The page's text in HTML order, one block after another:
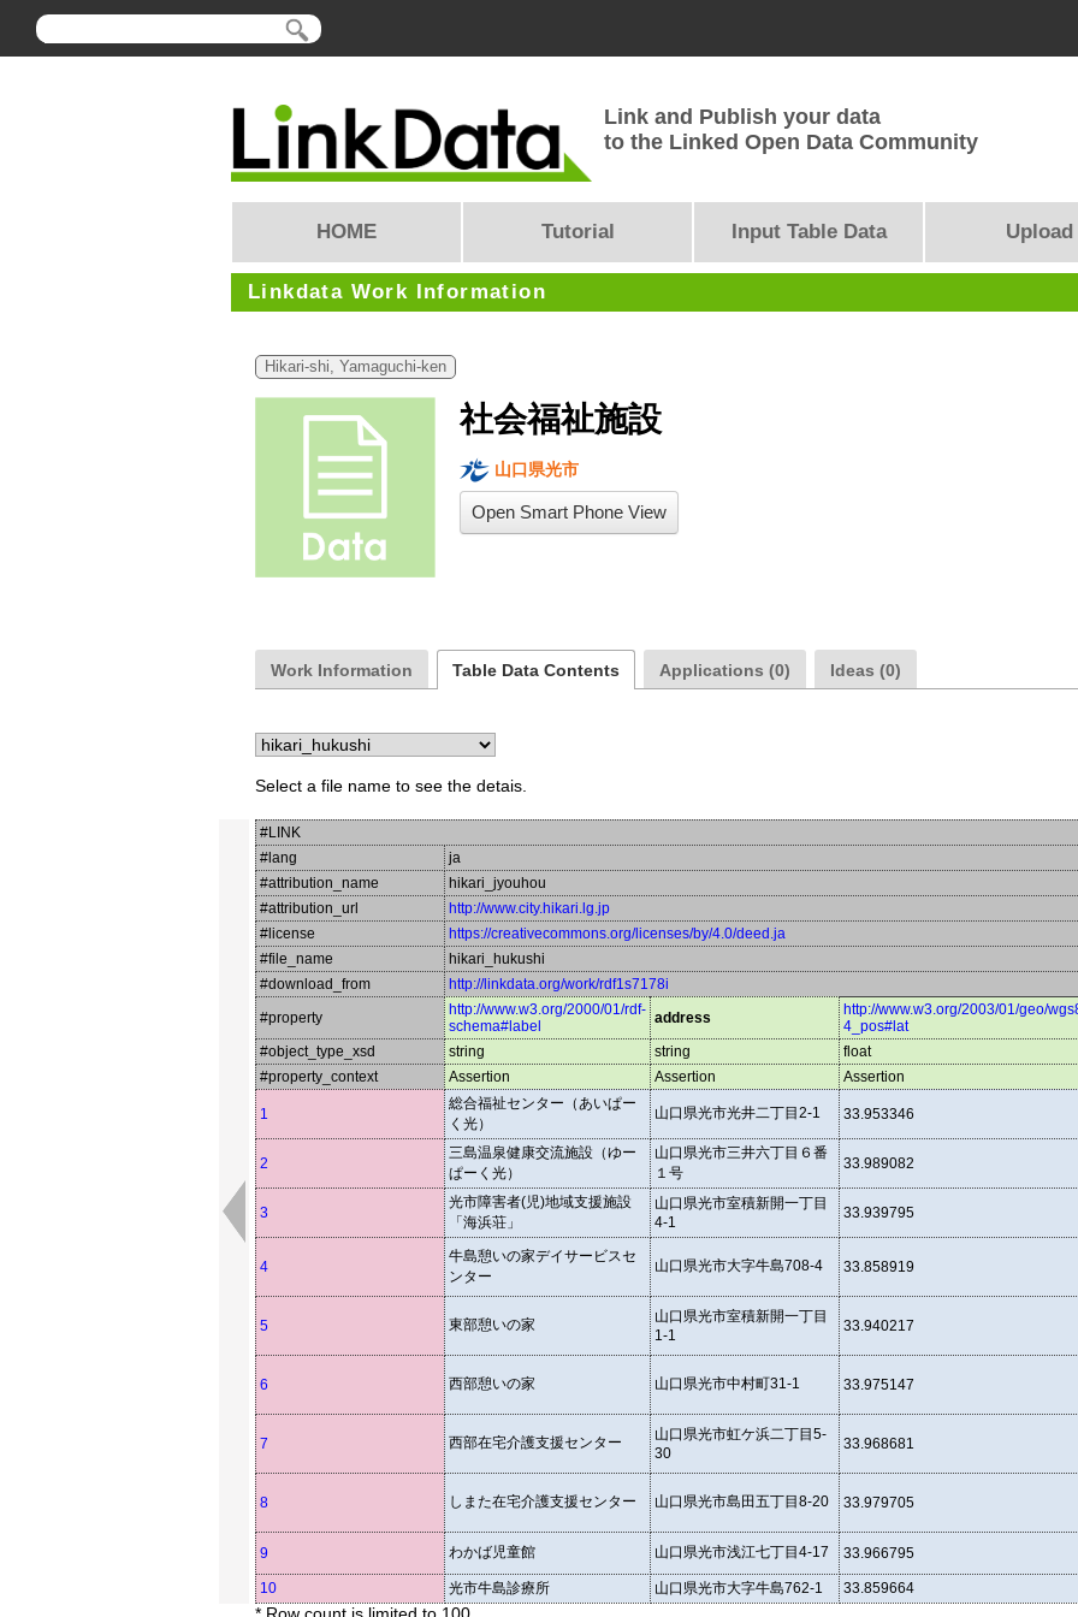
Link and Publish your data
to the Linked Open Data Community
HOME Tutorial Input Table Data Upload
Linkdata Work Information
Hikari-shi, Yamaguchi-ken
社会福祉施設
山口県光市
Open Smart Phone View
Work Information Table Data Contents Applications (0) Ideas (0)
Select a file name to see the detais.
#LINK
#lang
ja
#attribution_name
hikari_jyouhou
#attribution_url
http://www.city.hikari.lg.jp
#license
https://creativecommons.org/licenses/by/4.0/deed.ja
#file_name
hikari_hukushi
#download_from
http://linkdata.org/work/rdf1s7178i
#property
http://www.w3.org/2000/01/rdf-
schema#label
address
http://www.w3.org/2003/01/geo/
4_pos#lat
#object_type_xsd
string string float
#property_context
Assertion Assertion Assertion
1
総合福祉センター（あいぱー
く光）
山口県光市光井二丁目2-1 33.953346
2
三島温泉健康交流施設（ゆー
ぱーく光）
山口県光市三井六丁目６番
１号
33.989082
3
光市障害者(児)地域支援施設
「海浜荘」
山口県光市室積新開一丁目
4-1
33.939795
4
牛島憩いの家デイサービスセ
ンター
山口県光市大字牛島708-4 33.858919
5 東部憩いの家
山口県光市室積新開一丁目
1-1
33.940217
6 西部憩いの家 山口県光市中村町31-1 33.975147
7 西部在宅介護支援センター
山口県光市虹ケ浜二丁目5-
30
33.968681
8 しまた在宅介護支援センター 山口県光市島田五丁目8-20 33.979705
9
わかば児童館 山口県光市浅江七丁目4-17 33.966795
10
光市牛島診療所 山口県光市大字牛島762-1 33.859664